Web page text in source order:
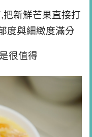
新鮮芒果直接打
度與細緻度滿分
很值得